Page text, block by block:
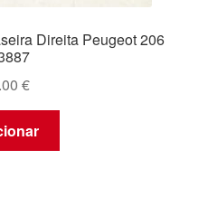
Direita Peugeot 206
€